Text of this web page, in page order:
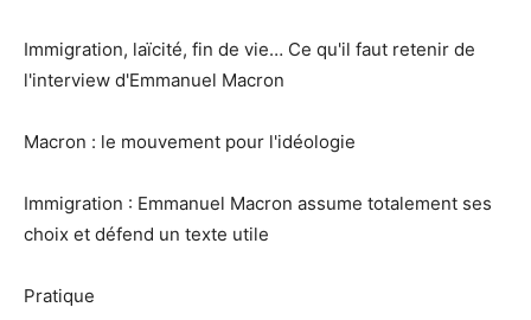
Immigration, laïcité, fin de vie… Ce qu'il faut retenir de
l'interview d'Emmanuel Macron
Macron : le mouvement pour l'idéologie
Immigration : Emmanuel Macron assume totalement ses
choix et défend un texte utile
Pratique